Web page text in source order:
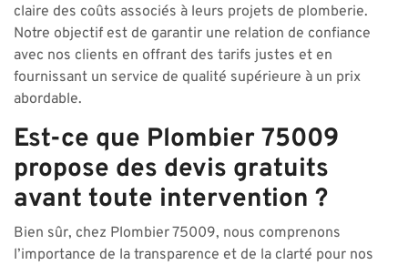
claire des coûts associés à leurs projets de plomberie.
Notre objectif est de garantir une relation de confiance
avec nos clients en offrant des tarifs justes et en
fournissant un service de qualité supérieure à un prix
abordable.
Est-ce que Plombier 75009
propose des devis gratuits
avant toute intervention ?
Bien sûr, chez Plombier 75009, nous comprenons
l’importance de la transparence et de la clarté pour nos